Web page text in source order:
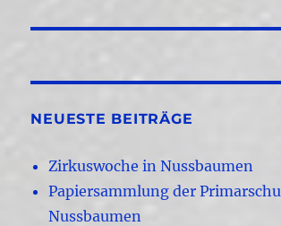
NEUESTE BEITRÄGE
Zirkuswoche in Nussbaumen
Papiersammlung der
Nussbaumen